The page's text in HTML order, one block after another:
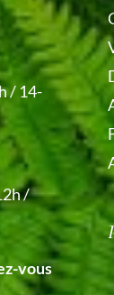
/ 14-
/
vous